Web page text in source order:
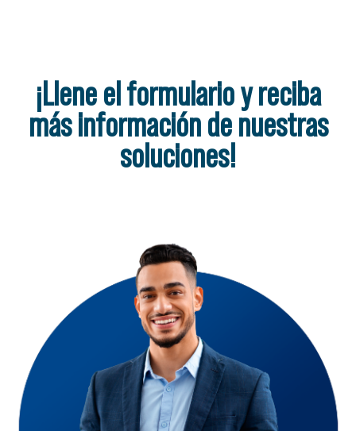
¡Llene el formulario y reciba
más información de nuestras
soluciones!